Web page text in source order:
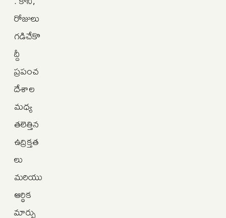
రోజులు
గడిచేకొ
ద్దీ
ప్రపంచ
దేశాల
మధ్య
తలెత్తిన
ఉద్రిక్తత
లు
మరియు
ఆర్థిక
మార్పు